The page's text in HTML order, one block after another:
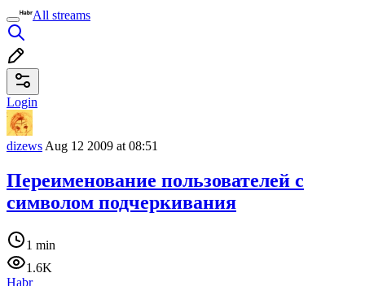
All streams
Login
dizews Aug 12 2009 at 08:51
Переименование пользователей с
символом подчеркивания
1 min
1.6K
Habr